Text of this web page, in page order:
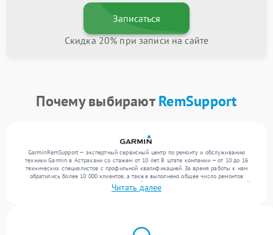
Записаться
Скидка 20% при записи на сайте
Почему выбираютRemSupport
GarminRemSupport — экспертный сервисный центр по ремонту и обслуживанию
техники Garmin в Астрахани со стажем от 10 лет. В штате компании — от 10 до 16
технических специалистов с профильной квалификацией. За время работы к нам
обратились более 10 000 клиентов, а также выполнено общее число ремонтов
превысило 12 000. Ежемесячно в сервисный центр поступает более 300 обращений,
включая , , . Мы устраняем поломки любой сложности и предлагаем стабильный
Читать далее